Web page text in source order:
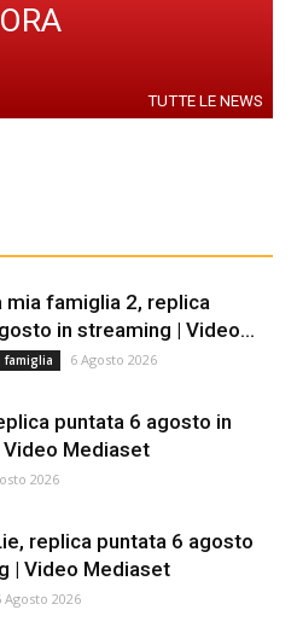
TUTTE LE NEWS
mia famiglia 2, replica
in streaming | Video...
famiglia 6 Agosto 2026
puntata 6 agosto in
Mediaset
2026
replica puntata 6 agosto
| Video Mediaset
Agosto 2026